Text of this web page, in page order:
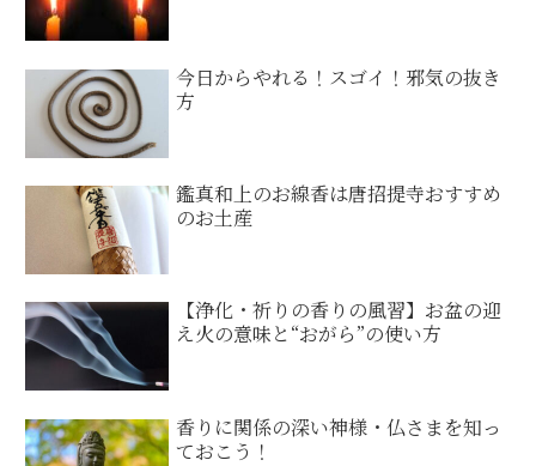
今日からやれる！スゴイ！邪気の抜き
方
鑑真和上のお線香は唐招提寺おすすめ
のお土産
【浄化・祈りの香りの風習】お盆の迎
え火の意味と“おがら”の使い方
香りに関係の深い神様・仏さまを知っ
ておこう！